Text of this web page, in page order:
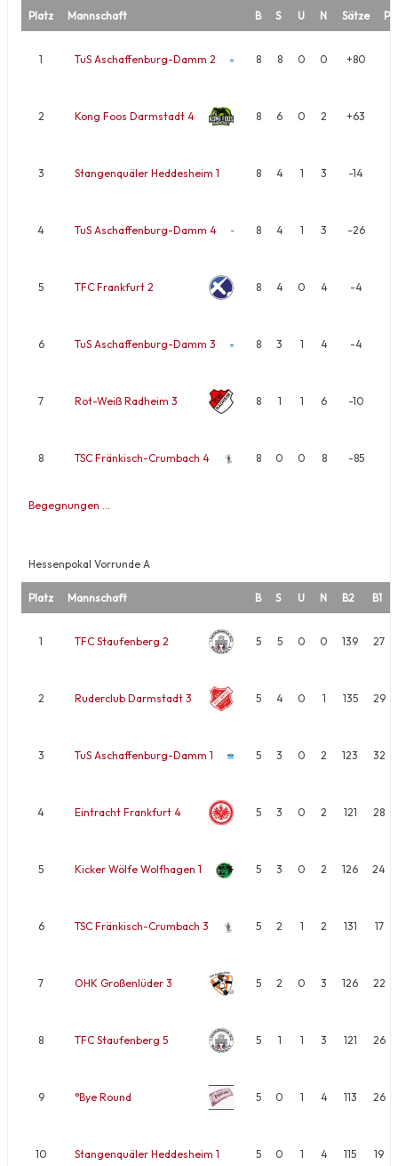
Platz Mannschaft B S U N Sätze
1 TuS Aschaffenburg-Damm 2 8 8 0 0 +80
2 Kong Foos Darmstadt 4 8 6 0 2 +63
3 Stangenquäler Heddesheim 1 8 4 1 3 -14
4 TuS Aschaffenburg-Damm 4 8 4 1 3 -26
5 TFC Frankfurt 2 8 4 0 4 -4
6 TuS Aschaffenburg-Damm 3 8 3 1 4 -4
7 Rot-Weiß Radheim 3 8 1 1 6 -10
8 TSC Fränkisch-Crumbach 4 8 0 0 8 -85
Begegnungen …
Hessenpokal Vorrunde A
Platz Mannschaft B S U N B2 B1
1 TFC Staufenberg 2 5 5 0 0 139 27
2 Ruderclub Darmstadt 3 5 4 0 1 135 29
3 TuS Aschaffenburg-Damm 1 5 3 0 2 123 32
4 Eintracht Frankfurt 4 5 3 0 2 121 28
5 Kicker Wölfe Wolfhagen 1 5 3 0 2 126 24
6 TSC Fränkisch-Crumbach 3 5 2 1 2 131 17
7 OHK Großenlüder 3 5 2 0 3 126 22
8 TFC Staufenberg 5 5 1 1 3 121 26
9 °Bye Round 5 0 1 4 113 26
10 Stangenquäler Heddesheim 1 5 0 1 4 115 19